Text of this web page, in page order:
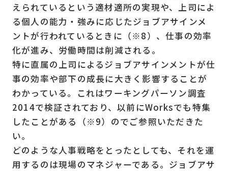
えられているという適材適所の実現や、上司によ
る個人の能力・強みに応じたジョブアサインメ
ントが行われているときに（※8）、仕事の効率
化が進み、労働時間は削減される。
特に直属の上司によるジョブアサインメントが仕
事の効率や部下の成長に大きく影響することが
わかっている。これはワーキングパーソン調査
2014で検証されており、以前にWorksでも特集
したことがある（※9）のでご参照いただきた
い。
どのような人事戦略をとったとしても、それを運
用するのは現場のマネジャーである。ジョブアサ